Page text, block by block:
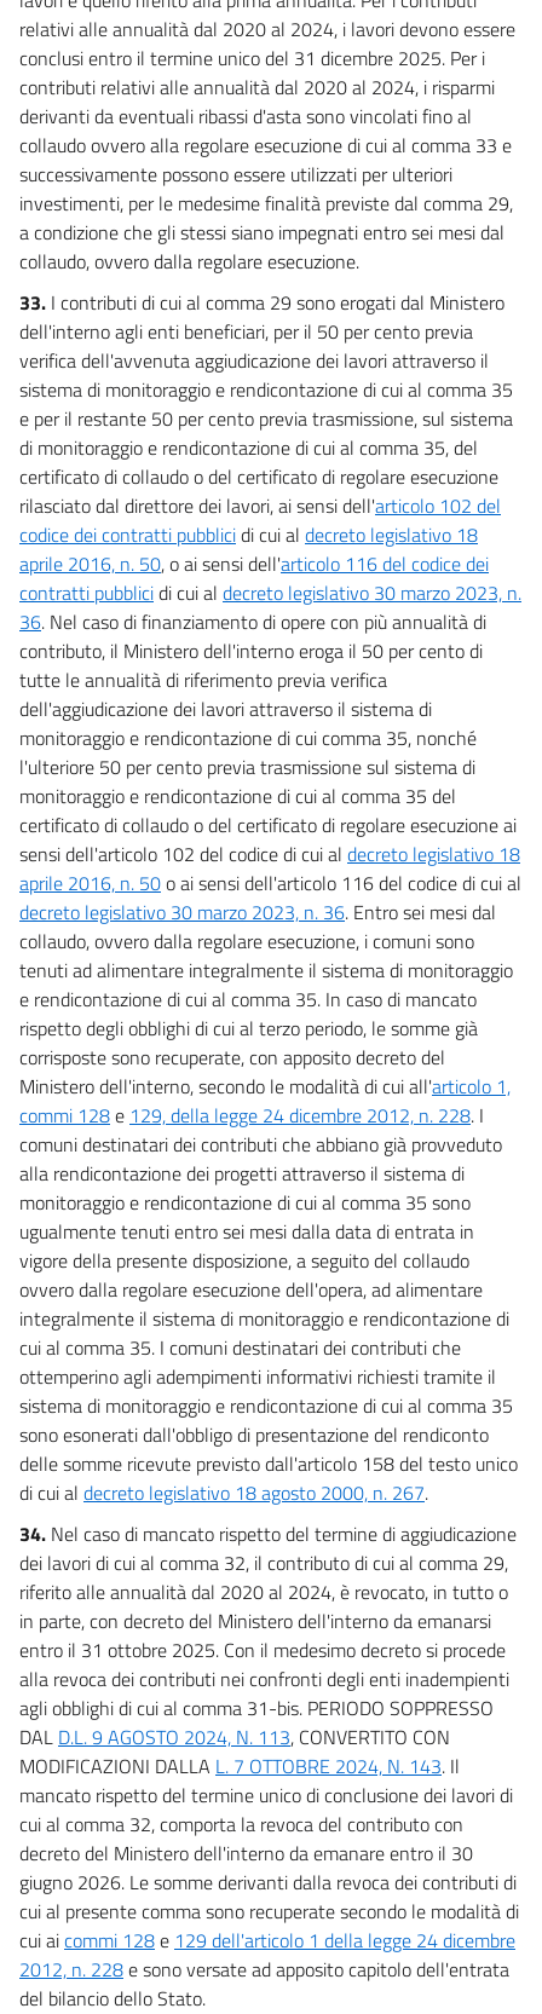
relativi alle annualità dal 2020 al 2024, i lavori devono essere
conclusi entro il termine unico del 31 dicembre 2025. Per i
contributi relativi alle annualità dal 2020 al 2024, i risparmi
derivanti da eventuali ribassi d'asta sono vincolati fino al
collaudo ovvero alla regolare esecuzione di cui al comma 33 e
successivamente possono essere utilizzati per ulteriori
investimenti, per le medesime finalità previste dal comma 29,
a condizione che gli stessi siano impegnati entro sei mesi dal
collaudo, ovvero dalla regolare esecuzione.
33. I contributi di cui al comma 29 sono erogati dal Ministero
dell'interno agli enti beneficiari, per il 50 per cento previa
verifica dell'avvenuta aggiudicazione dei lavori attraverso il
sistema di monitoraggio e rendicontazione di cui al comma 35
e per il restante 50 per cento previa trasmissione, sul sistema
di monitoraggio e rendicontazione di cui al comma 35, del
certificato di collaudo o del certificato di regolare esecuzione
rilasciato dal direttore dei lavori, ai sensi dell'articolo 102 del
codice dei contratti pubblicidi cui al decreto legislativo 18
aprile 2016, n. 50, o ai sensi dell'articolo 116 del codice dei
contratti pubblicidi cui al decreto legislativo 30 marzo 2023, n.
36. Nel caso di finanziamento di opere con più annualità di
contributo, il Ministero dell'interno eroga il 50 per cento di
tutte le annualità di riferimento previa verifica
dell'aggiudicazione dei lavori attraverso il sistema di
monitoraggio e rendicontazione di cui comma 35, nonché
l'ulteriore 50 per cento previa trasmissione sul sistema di
monitoraggio e rendicontazione di cui al comma 35 del
certificato di collaudo o del certificato di regolare esecuzione ai
sensi dell'articolo 102 del codice di cui al decreto legislativo 18
aprile 2016, n. 50o ai sensi dell'articolo 116 del codice di cui al
decreto legislativo 30 marzo 2023, n. 36. Entro sei mesi dal
collaudo, ovvero dalla regolare esecuzione, i comuni sono
tenuti ad alimentare integralmente il sistema di monitoraggio
e rendicontazione di cui al comma 35. In caso di mancato
rispetto degli obblighi di cui al terzo periodo, le somme già
corrisposte sono recuperate, con apposito decreto del
Ministero dell'interno, secondo le modalità di cui all'articolo 1,
commi 128e 129, della legge 24 dicembre 2012, n. 228. I
comuni destinatari dei contributi che abbiano già provveduto
alla rendicontazione dei progetti attraverso il sistema di
monitoraggio e rendicontazione di cui al comma 35 sono
ugualmente tenuti entro sei mesi dalla data di entrata in
vigore della presente disposizione, a seguito del collaudo
ovvero dalla regolare esecuzione dell'opera, ad alimentare
integralmente il sistema di monitoraggio e rendicontazione di
cui al comma 35. I comuni destinatari dei contributi che
ottemperino agli adempimenti informativi richiesti tramite il
sistema di monitoraggio e rendicontazione di cui al comma 35
sono esonerati dall'obbligo di presentazione del rendiconto
delle somme ricevute previsto dall'articolo 158 del testo unico
di cui al decreto legislativo 18 agosto 2000, n. 267.
34. Nel caso di mancato rispetto del termine di aggiudicazione
dei lavori di cui al comma 32, il contributo di cui al comma 29,
riferito alle annualità dal 2020 al 2024, è revocato, in tutto o
in parte, con decreto del Ministero dell'interno da emanarsi
entro il 31 ottobre 2025. Con il medesimo decreto si procede
alla revoca dei contributi nei confronti degli enti inadempienti
agli obblighi di cui al comma 31-bis. PERIODO SOPPRESSO
DAL D.L. 9 AGOSTO 2024, N. 113, CONVERTITO CON
MODIFICAZIONI DALLA L. 7 OTTOBRE 2024, N. 143. Il
mancato rispetto del termine unico di conclusione dei lavori di
cui al comma 32, comporta la revoca del contributo con
decreto del Ministero dell'interno da emanare entro il 30
giugno 2026. Le somme derivanti dalla revoca dei contributi di
cui al presente comma sono recuperate secondo le modalità di
cui aicommi 128e 129 dell'articolo 1 della legge 24 dicembre
2012, n. 228e sono versate ad apposito capitolo dell'entrata
del bilancio dello Stato.